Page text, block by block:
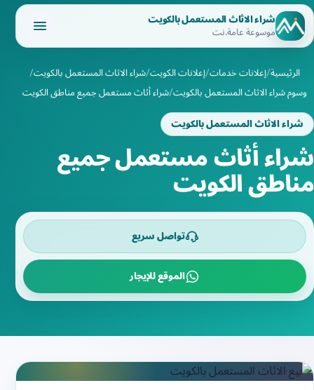
شراء الاثاث المستعمل بالكويت
موسوعة عامة.نت
الرئيسية إعلانات خدمات إعلانات الكويت شراء الاثاث المستعمل بالكويت
وسوم شراء الاثاث المستعمل بالكويت شراء أثاث مستعمل جميع مناطق الكويت
شراء الاثاث المستعمل بالكويت
شراء أثاث مستعمل جميع
مناطق الكويت
تواصل سريع
الموقع للإيجار